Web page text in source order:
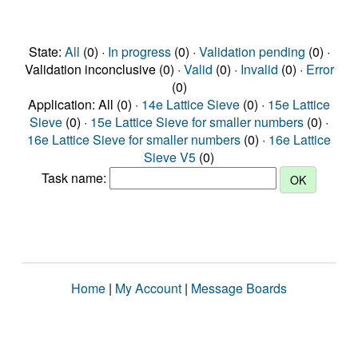
State: All (0) · In progress(0) · Validation pending (0) ·
Validation inconclusive (0) · Valid (0) · Invalid (0) · Error
(0)
Application: All (0) · 14e Lattice Sieve (0) · 15e Lattice
Sieve (0) · 15e Lattice Sieve for smaller numbers (0) ·
16e Lattice Sieve for smaller numbers (0) · 16e Lattice
Sieve V5 (0)
Task name:
Home | My Account | Message Boards